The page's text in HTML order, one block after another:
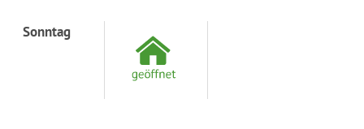
Sonntag